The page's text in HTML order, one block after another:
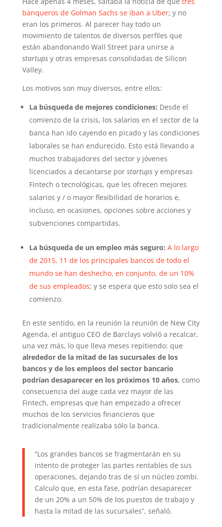
banqueros de Golman Sachs se iban a Uber; y no
eran los primeros. Al parecer hay todo un
movimiento de talentos de diversos perfiles que
están abandonando Wall Street para unirse a
startupsy otras empresas consolidadas de Silicon
Valley.
Los motivos son muy diversos, entre ellos:
La búsqueda de mejores condiciones: Desde el
comienzo de la crisis, los salarios en el sector de la
banca han ido cayendo en picado y las condiciones
laborales se han endurecido. Esto está llevando a
muchos trabajadores del sector y jóvenes
licenciados a decantarse por startupsy empresas
Fintech o tecnológicas, que les ofrecen mejores
salarios y / o mayor flexibilidad de horarios e,
incluso, en ocasiones, opciones sobre acciones y
subvenciones compartidas.
La búsqueda de un empleo más seguro: A lo largo
de 2015, 11 de los principales bancos de todo el
mundo se han deshecho, en conjunto, de un 10%
de sus empleados; y se espera que esto solo sea el
comienzo.
En este sentido, en la reunión la reunión de New City
Agenda, el antiguo CEO de Barclays volvió a recalcar,
una vez más, lo que lleva meses repitiendo: que
alrededor de la mitad de las sucursales de los
bancos y de los empleos del sector bancario
podrían desaparecer en los próximos 10 años, como
consecuencia del auge cada vez mayor de las
Fintech, empresas que han empezado a ofrecer
muchos de los servicios financieros que
tradicionalmente realizaba sólo la banca.
“Los grandes bancos se fragmentarán en su
intento de proteger las partes rentables de sus
operaciones, dejando tras de sí un núcleo zombi.
Calculo que, en esta fase, podrían desaparecer
de un 20% a un 50% de los puestos de trabajo y
hasta la mitad de las sucursales”, señaló.